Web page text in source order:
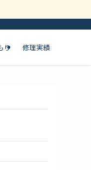
り 修理実績